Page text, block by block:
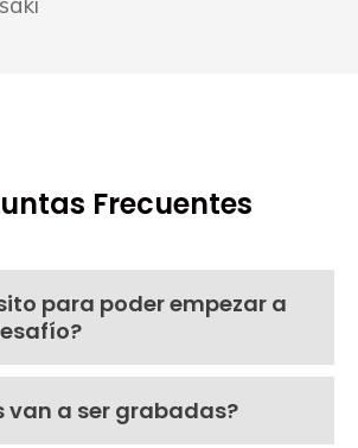
Frecuentes
para poder empezar a
van a ser grabadas?